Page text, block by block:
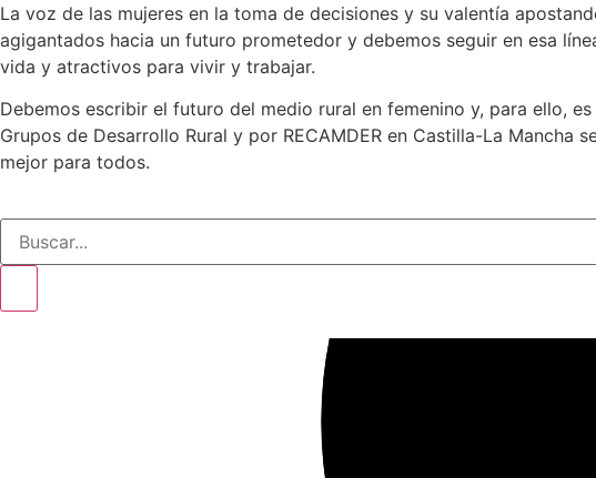
La voz de las mujeres en la toma de decisiones y su valentía
agigantados hacia un futuro prometedor y debemos seguir en esa
vida y atractivos para vivir y trabajar.
Debemos escribir el futuro del medio rural en femenino y, para ello,
Grupos de Desarrollo Rural y por RECAMDER en Castilla-La
mejor para todos.